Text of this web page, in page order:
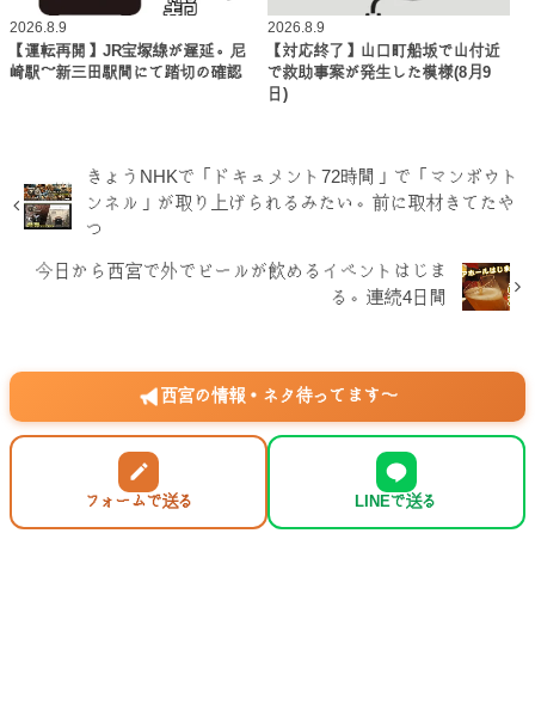
2026.8.9
【運転再開】JR宝塚線が遅延。尼
崎駅～新三田駅間にて踏切の確認
2026.8.9
【対応終了】山口町船坂で山付近
で救助事案が発生した模様(8月9
日)
きょうNHKで「ドキュメント72時間」で「マンボウト
ンネル」が取り上げられるみたい。前に取材きてたや
つ
今日から西宮で外でビールが飲めるイベントはじま
る。連続4日間
西宮の情報・ネタ待ってます〜
フォームで送る LINEで送る